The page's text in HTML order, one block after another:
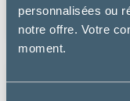
personnalisées ou
notre offre. Votre
moment.